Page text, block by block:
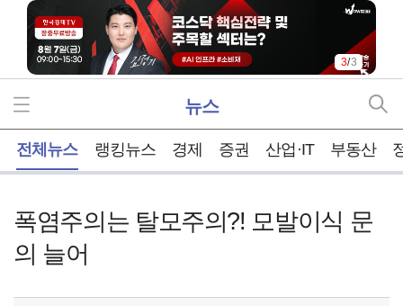
3/3
뉴스
전체뉴스 랭킹뉴스 경제 증권 산업·IT 부동산
폭염주의는 탈모주의?! 모발이식 문
의 늘어